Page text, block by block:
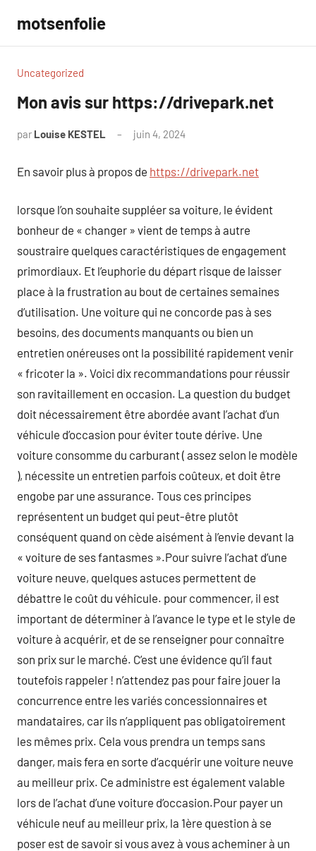
contenu
motsenfolie
Uncategorized
Mon avis sur https://drivepark.net
par Louise KESTEL juin 4, 2024
En savoir plus à propos de https://drivepark.net
lorsque l’on souhaite suppléer sa voiture, le évident
bonheur de « changer » vient de temps à autre
soustraire quelques caractéristiques de engagement
primordiaux. Et l’euphorie du départ risque de laisser
place à la frustration au bout de certaines semaines
d’utilisation. Une voiture qui ne concorde pas à ses
besoins, des documents manquants ou bien un
entretien onéreuses ont la possibilité rapidement venir
« fricoter la ». Voici dix recommandations pour réussir
son ravitaillement en occasion. La question du budget
doit nécessairement être abordée avant l’achat d’un
véhicule d’occasion pour éviter toute dérive. Une
voiture consomme du carburant ( assez selon le modèle
), nécessite un entretien parfois coûteux, et doit être
engobe par une assurance. Tous ces principes
représentent un budget qui peut-être plutôt
conséquent quand on cède aisément à l’envie devant la
« voiture de ses fantasmes ».Pour suivre l’achat d’une
voiture neuve, quelques astuces permettent de
débattre le coût du véhicule. pour commencer, il est
important de déterminer à l’avance le type et le style de
voiture à acquérir, et de se renseigner pour connaître
son prix sur le marché. C’est une évidence qu’il faut
toutefois rappeler ! n’attendez pas pour faire jouer la
concurrence entre les variés concessionnaires et
mandataires, car ils n’appliquent pas obligatoirement
les mêmes prix. Cela vous prendra un temps sans
danger, mais fera en sorte d’acquérir une voiture neuve
au meilleur prix. Ce administre est également valable
lors de l’achat d’une voiture d’occasion.Pour payer un
véhicule neuf au meilleur prix, la 1ère question à se
poser est de savoir si vous avez à vous acheminer à un